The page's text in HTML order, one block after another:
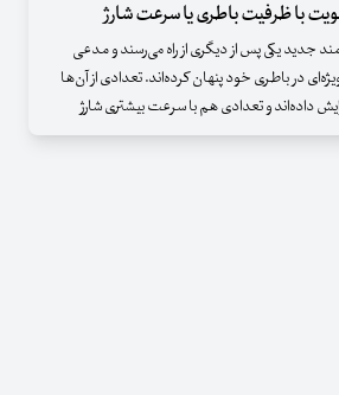
با ظرفیت باطری یا سرعت شارژ
جدید یکی پس از دیگری از راه می‌رسند و مدعی
در باطری خود پنهان کرده‌اند. تعدادی از آن‌ها
داده‌اند و تعدادی هم با سرعت بیشتری شارژ